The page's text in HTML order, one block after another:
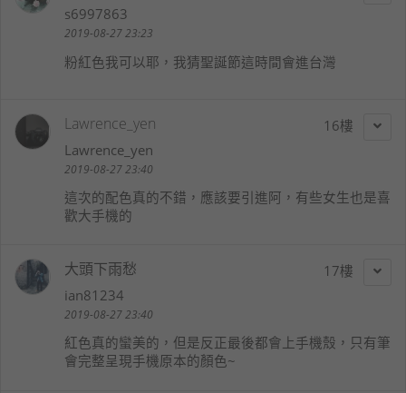
s6997863
2019-08-27 23:23
粉紅色我可以耶，我猜聖誕節這時間會進台灣
16
Lawrence_yen
Lawrence_yen
2019-08-27 23:40
這次的配色真的不錯，應該要引進阿，有些女生也是喜
歡大手機的
17
大頭下雨愁
ian81234
2019-08-27 23:40
紅色真的蠻美的，但是反正最後都會上手機殼，只有筆
會完整呈現手機原本的顏色~